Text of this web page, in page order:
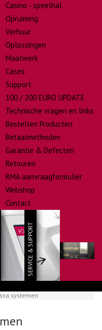
Casino - speelhal
Opruiming
Verhuur
Oplossingen
Maatwerk
Cases
Support
100 / 200 EURO UPDATE
Technische vragen en links
Bestellen Producten
Betaalmethoden
Garantie & Defecten
Retouren
RMA aanvraagformulier
Webshop
Contact
systemen